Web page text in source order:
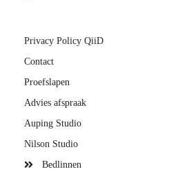
Privacy Policy QiiD
Contact
Proefslapen
Advies afspraak
Auping Studio
Nilson Studio
Bedlinnen